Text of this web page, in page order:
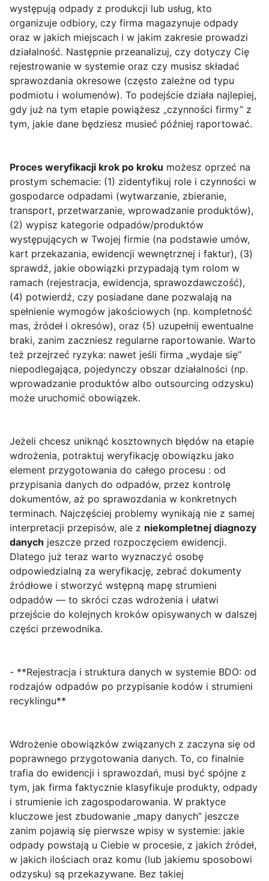
występują odpady z produkcji lub usług, kto
organizuje odbiory, czy firma magazynuje odpady
oraz w jakich miejscach i w jakim zakresie prowadzi
działalność. Następnie przeanalizuj, czy dotyczy Cię
rejestrowanie w systemie oraz czy musisz składać
sprawozdania okresowe (często zależne od typu
podmiotu i wolumenów). To podejście działa najlepiej,
gdy już na tym etapie powiążesz „czynności firmy” z
tym, jakie dane będziesz musieć później raportować.
Proces weryfikacji krok po kroku możesz oprzeć na
prostym schemacie: (1) zidentyfikuj role i czynności w
gospodarce odpadami (wytwarzanie, zbieranie,
transport, przetwarzanie, wprowadzanie produktów),
(2) wypisz kategorie odpadów/produktów
występujących w Twojej firmie (na podstawie umów,
kart przekazania, ewidencji wewnętrznej i faktur), (3)
sprawdź, jakie obowiązki przypadają tym rolom w
ramach (rejestracja, ewidencja, sprawozdawczość),
(4) potwierdź, czy posiadane dane pozwalają na
spełnienie wymogów jakościowych (np. kompletność
mas, źródeł i okresów), oraz (5) uzupełnij ewentualne
braki, zanim zaczniesz regularne raportowanie. Warto
też przejrzeć ryzyka: nawet jeśli firma „wydaje się”
niepodlegająca, pojedynczy obszar działalności (np.
wprowadzanie produktów albo outsourcing odzysku)
może uruchomić obowiązek.
Jeżeli chcesz uniknąć kosztownych błędów na etapie
wdrożenia, potraktuj weryfikację obowiązku jako
element przygotowania do całego procesu : od
przypisania danych do odpadów, przez kontrolę
dokumentów, aż po sprawozdania w konkretnych
terminach. Najczęściej problemy wynikają nie z samej
interpretacji przepisów, ale z niekompletnej diagnozy
danych jeszcze przed rozpoczęciem ewidencji.
Dlatego już teraz warto wyznaczyć osobę
odpowiedzialną za weryfikację, zebrać dokumenty
źródłowe i stworzyć wstępną mapę strumieni
odpadów — to skróci czas wdrożenia i ułatwi
przejście do kolejnych kroków opisywanych w dalszej
części przewodnika.
- **Rejestracja i struktura danych w systemie BDO: od
rodzajów odpadów po przypisanie kodów i strumieni
recyklingu**
Wdrożenie obowiązków związanych z zaczyna się od
poprawnego przygotowania danych. To, co finalnie
trafia do ewidencji i sprawozdań, musi być spójne z
tym, jak firma faktycznie klasyfikuje produkty, odpady
i strumienie ich zagospodarowania. W praktyce
kluczowe jest zbudowanie „mapy danych” jeszcze
zanim pojawią się pierwsze wpisy w systemie: jakie
odpady powstają u Ciebie w procesie, z jakich źródeł,
w jakich ilościach oraz komu (lub jakiemu sposobowi
odzysku) są przekazywane. Bez takiej